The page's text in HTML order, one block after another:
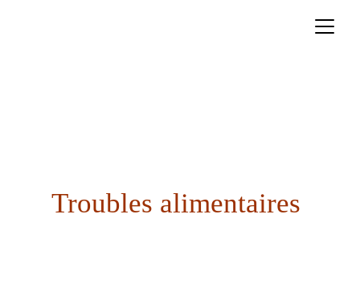
Troubles alimentaires